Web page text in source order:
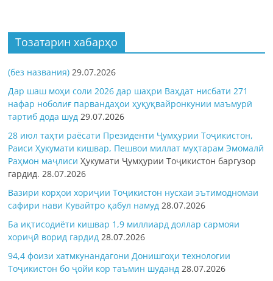
Тозатарин хабарҳо
(без названия) 29.07.2026
Дар шаш моҳи соли 2026 дар шаҳри Ваҳдат нисбати 271
нафар ноболиғ парвандаҳои ҳуқуқвайронкунии маъмурӣ
тартиб дода шуд 29.07.2026
28 июл таҳти раёсати Президенти Ҷумҳурии Тоҷикистон,
Раиси Ҳукумати кишвар, Пешвои миллат муҳтарам Эмомалӣ
Раҳмон маҷлисиҲукумати Ҷумҳурии Тоҷикистон баргузор
гардид.28.07.2026
Вазири корҳои хориҷии Тоҷикистон нусхаи эътимодномаи
сафири нави Кувайтро қабул намуд 28.07.2026
Ба иқтисодиёти кишвар 1,9 миллиард доллар сармояи
хориҷӣ ворид гардид 28.07.2026
94,4 фоизи хатмкунандагони Донишгоҳи технологии
Тоҷикистон бо ҷойи кор таъмин шуданд 28.07.2026